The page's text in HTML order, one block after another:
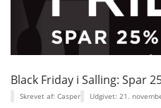
Black Friday i Salling: Spar
Skrevet af: Casper Udgivet: 21.